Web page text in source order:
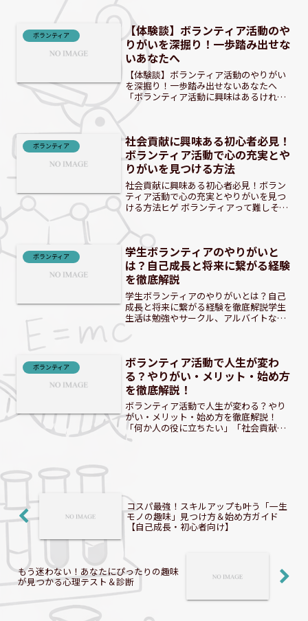
ち、ボランティアで叶えませんか？現代
社会で「何か役に立ちたい」と感じる人
は少なくありません。し...
ボランティア
【体験談】ボランティア活動のや
りがいを深掘り！一歩踏み出せな
いあなたへ
【体験談】ボランティア活動のやりがい
を深掘り！一歩踏み出せないあなたへ
「ボランティア活動に興味はあるけれ
ど、なかなか一歩踏み出せない…」。そ
んな風に感じている方は少なくないので
ンティア活動の魅力や参加者の...
ボランティア
社会貢献に興味ある初心者必見！
ボランティア活動で心の充実とや
りがいを見つける方法
社会貢献に興味ある初心者必見！ボラン
ティア活動で心の充実とやりがいを見つ
ける方法ヒゲ ボランティアって難しそ
ね。 社会貢献に興味があるけれど、何か
ら始めていいか分からない初心者の皆さ
ん。ボランティア活動は、...
ボランティア
学生ボランティアのやりがいと
は？自己成長と将来に繋がる経験
を徹底解説
学生ボランティアのやりがいとは？自己
成長と将来に繋がる経験を徹底解説学生
生活は勉強やサークル、アルバイトな
です。その中でも「学生ボランティア」
し、将来に役立つスキルを身に...
ボランティア
ボランティア活動で人生が変わ
る？やりがい・メリット・始め方
を徹底解説！
ボランティア活動で人生が変わる？やり
がい・メリット・始め方を徹底解説！
「何か人の役に立ちたい」「社会貢献し
たい」と考えているあなたへ。ボランテ
コスパ最強！スキルアップも叶う「一生
モノの趣味」見つけ方＆始め方ガイド
【自己成長・初心者向け】
もう迷わない！あなたにぴったりの趣味
が見つかる心理テスト＆診断